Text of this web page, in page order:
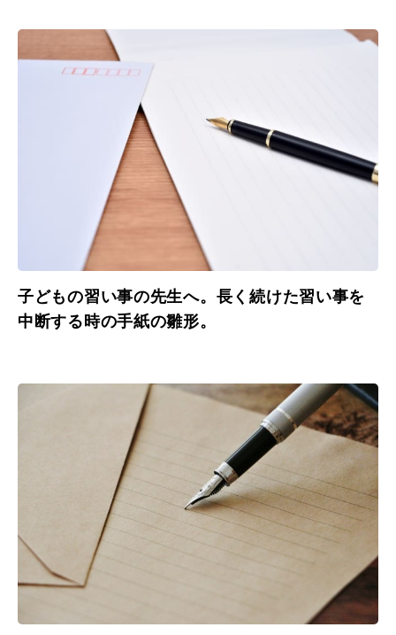
子どもの習い事の先生へ。長く続けた習い事を
中断する時の手紙の雛形。